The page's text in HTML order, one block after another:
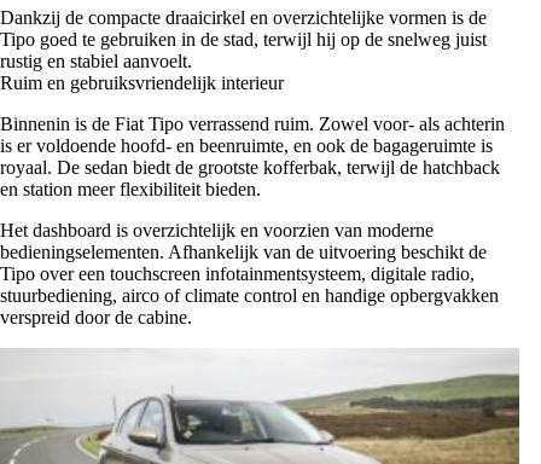
Dankzij de compacte draaicirkel en overzichtelijke vormen is de
Tipo goed te gebruiken in de stad, terwijl hij op de snelweg juist
rustig en stabiel aanvoelt.
Ruim en gebruiksvriendelijk interieur
Binnenin is de Fiat Tipo verrassend ruim. Zowel voor- als achterin
is er voldoende hoofd- en beenruimte, en ook de bagageruimte is
royaal. De sedan biedt de grootste kofferbak, terwijl de hatchback
en station meer flexibiliteit bieden.
Het dashboard is overzichtelijk en voorzien van moderne
bedieningselementen. Afhankelijk van de uitvoering beschikt de
Tipo over een touchscreen infotainmentsysteem, digitale radio,
stuurbediening, airco of climate control en handige opbergvakken
verspreid door de cabine.